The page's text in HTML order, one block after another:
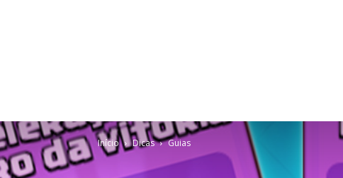
Início Dicas Guias